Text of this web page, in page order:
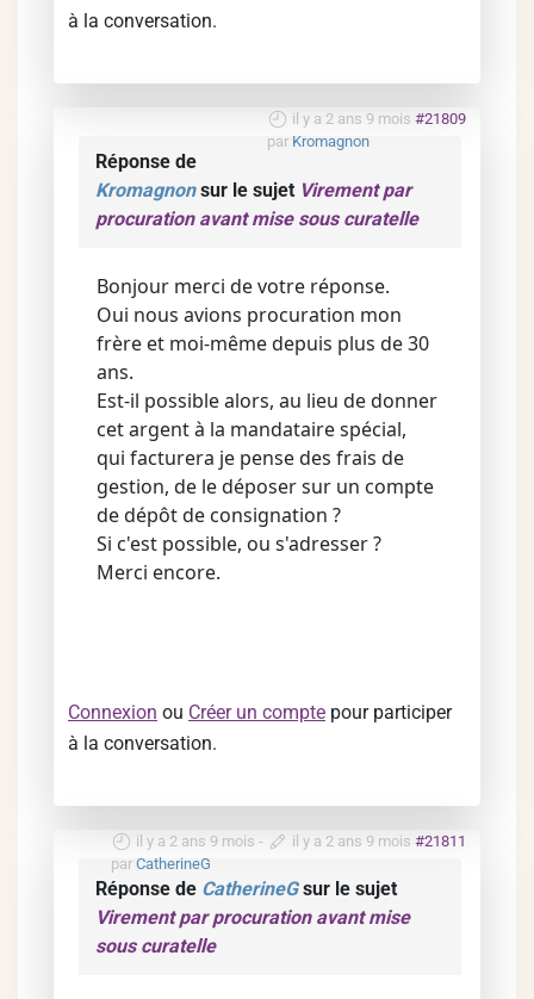
à la conversation.
il y a 2 ans 9 mois #21809
par Kromagnon
Réponse de
Kromagnonsur le sujet Virement par
procuration avant mise sous curatelle
Bonjour merci de votre réponse.
Oui nous avions procuration mon
frère et moi-même depuis plus de 30
ans.
Est-il possible alors, au lieu de donner
cet argent à la mandataire spécial,
qui facturera je pense des frais de
gestion, de le déposer sur un compte
de dépôt de consignation ?
Si c'est possible, ou s'adresser ?
Merci encore.
Connexion ou Créer un compte pour participer
à la conversation.
il y a 2 ans 9 mois - il y a 2 ans 9 mois #21811
par CatherineG
Réponse de CatherineGsur le sujet
Virement par procuration avant mise
sous curatelle